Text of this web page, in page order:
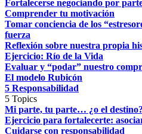
Fortalecerse negociando por
Comprender tu motivación
Tomar conciencia de los
fuerza
Reflexión sobre nuestra propia
Ejercicio: Río de la Vida
Evaluar y “podar” nuestro
El modelo Rubicón
5 Responsabilidad
5 Topics
Mi parte, tu parte… ¿o el destino?
Ejercicio para fortalecerte:
Cuidarse con responsabilidad